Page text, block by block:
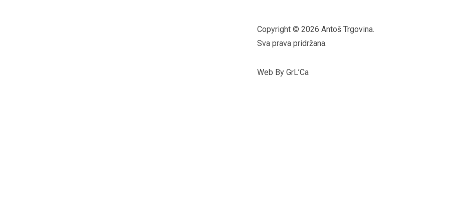
Copyright © 2026 Antoš Trgovina.
Sva prava pridržana.
Web By GrL’Ca